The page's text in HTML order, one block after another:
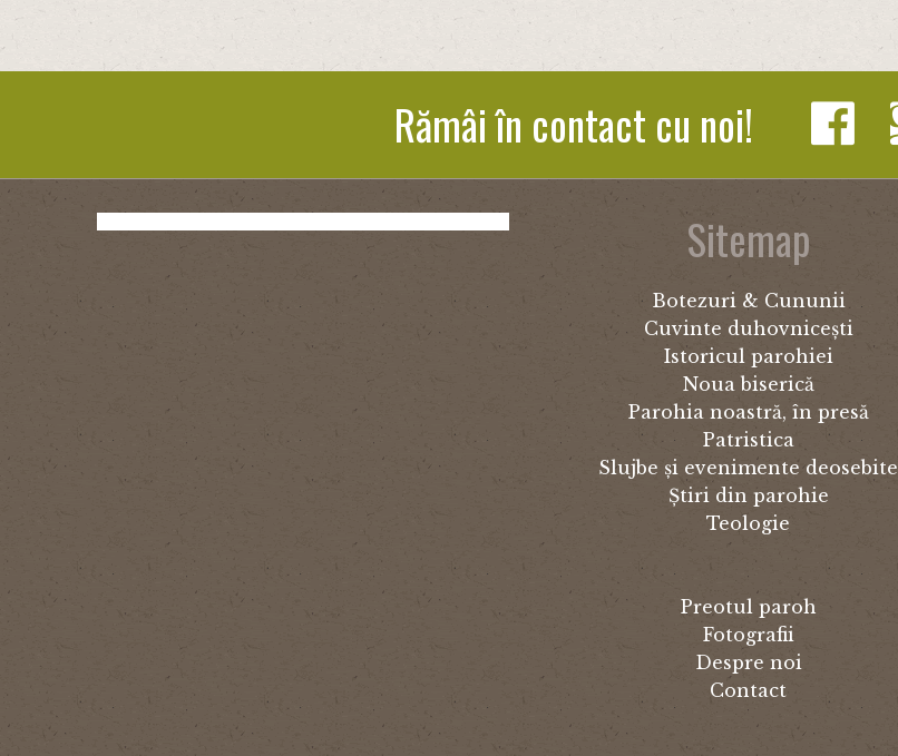
Rămâi în contact cu noi!
Sitemap
Botezuri & Cununii
Cuvinte duhovnicești
Istoricul parohiei
Noua biserică
Parohia noastră, în presă
Patristica
Slujbe și evenimente deosebite
Știri din parohie
Teologie
Preotul paroh
Fotografii
Despre noi
Contact